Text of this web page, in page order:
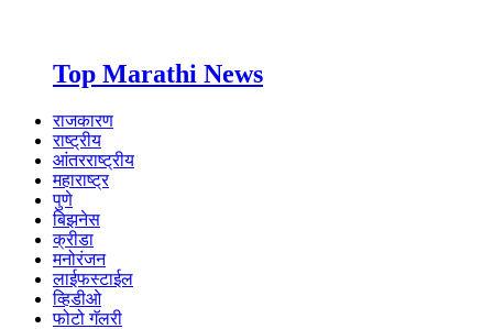
Top Marathi News
राजकारण
राष्ट्रीय
आंतरराष्ट्रीय
महाराष्ट्र
पुणे
बिझनेस
क्रीडा
मनोरंजन
लाईफस्टाईल
व्हिडीओ
फोटो गॅलरी